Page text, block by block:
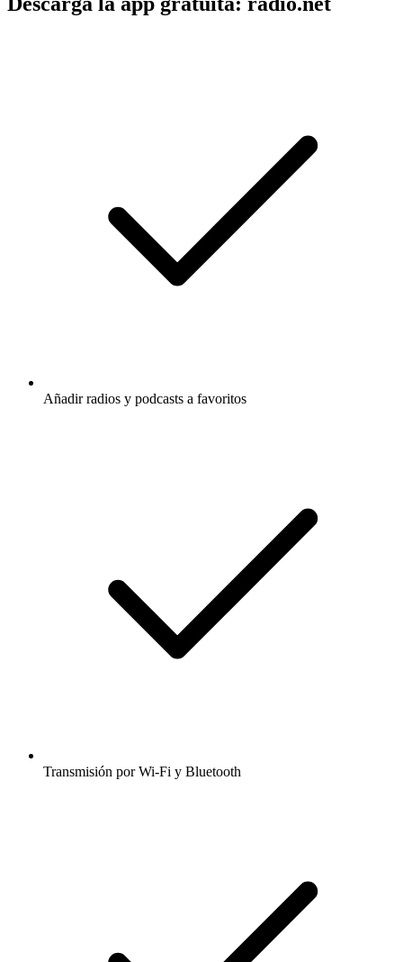
Añadir radios y podcasts a favoritos
Transmisión por Wi-Fi y Bluetooth